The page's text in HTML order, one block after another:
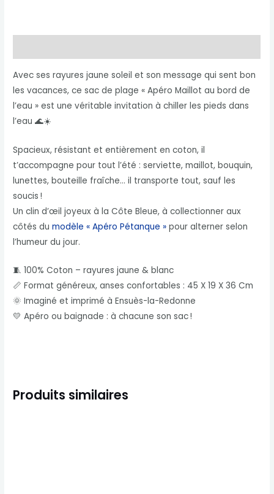
Avec ses rayures jaune soleil et son message qui sent bon
les vacances, ce sac de plage « Apéro Maillot au bord de
l’eau » est une véritable invitation à chiller les pieds dans
l’eau 🌊☀️
Spacieux, résistant et entièrement en coton, il
t’accompagne pour tout l’été : serviette, maillot, bouquin,
lunettes, bouteille fraîche… il transporte tout, sauf les
soucis !
Un clin d’œil joyeux à la Côte Bleue, à collectionner aux
côtés dumodèle « Apéro Pétanque » pour alterner selon
l’humeur du jour.
🧵 100% Coton – rayures jaune & blanc
📏 Format généreux, anses confortables : 45 X 19 X 36 Cm
🌞 Imaginé et imprimé à Ensuès-la-Redonne
💛 Apéro ou baignade : à chacune son sac !
Produits similaires